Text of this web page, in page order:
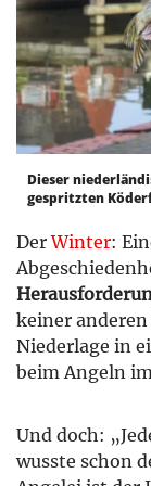
Dieser
gespritzten
DerWinter:
keiner
Niederlage in
beim Angeln
Und doch:
wusste schon